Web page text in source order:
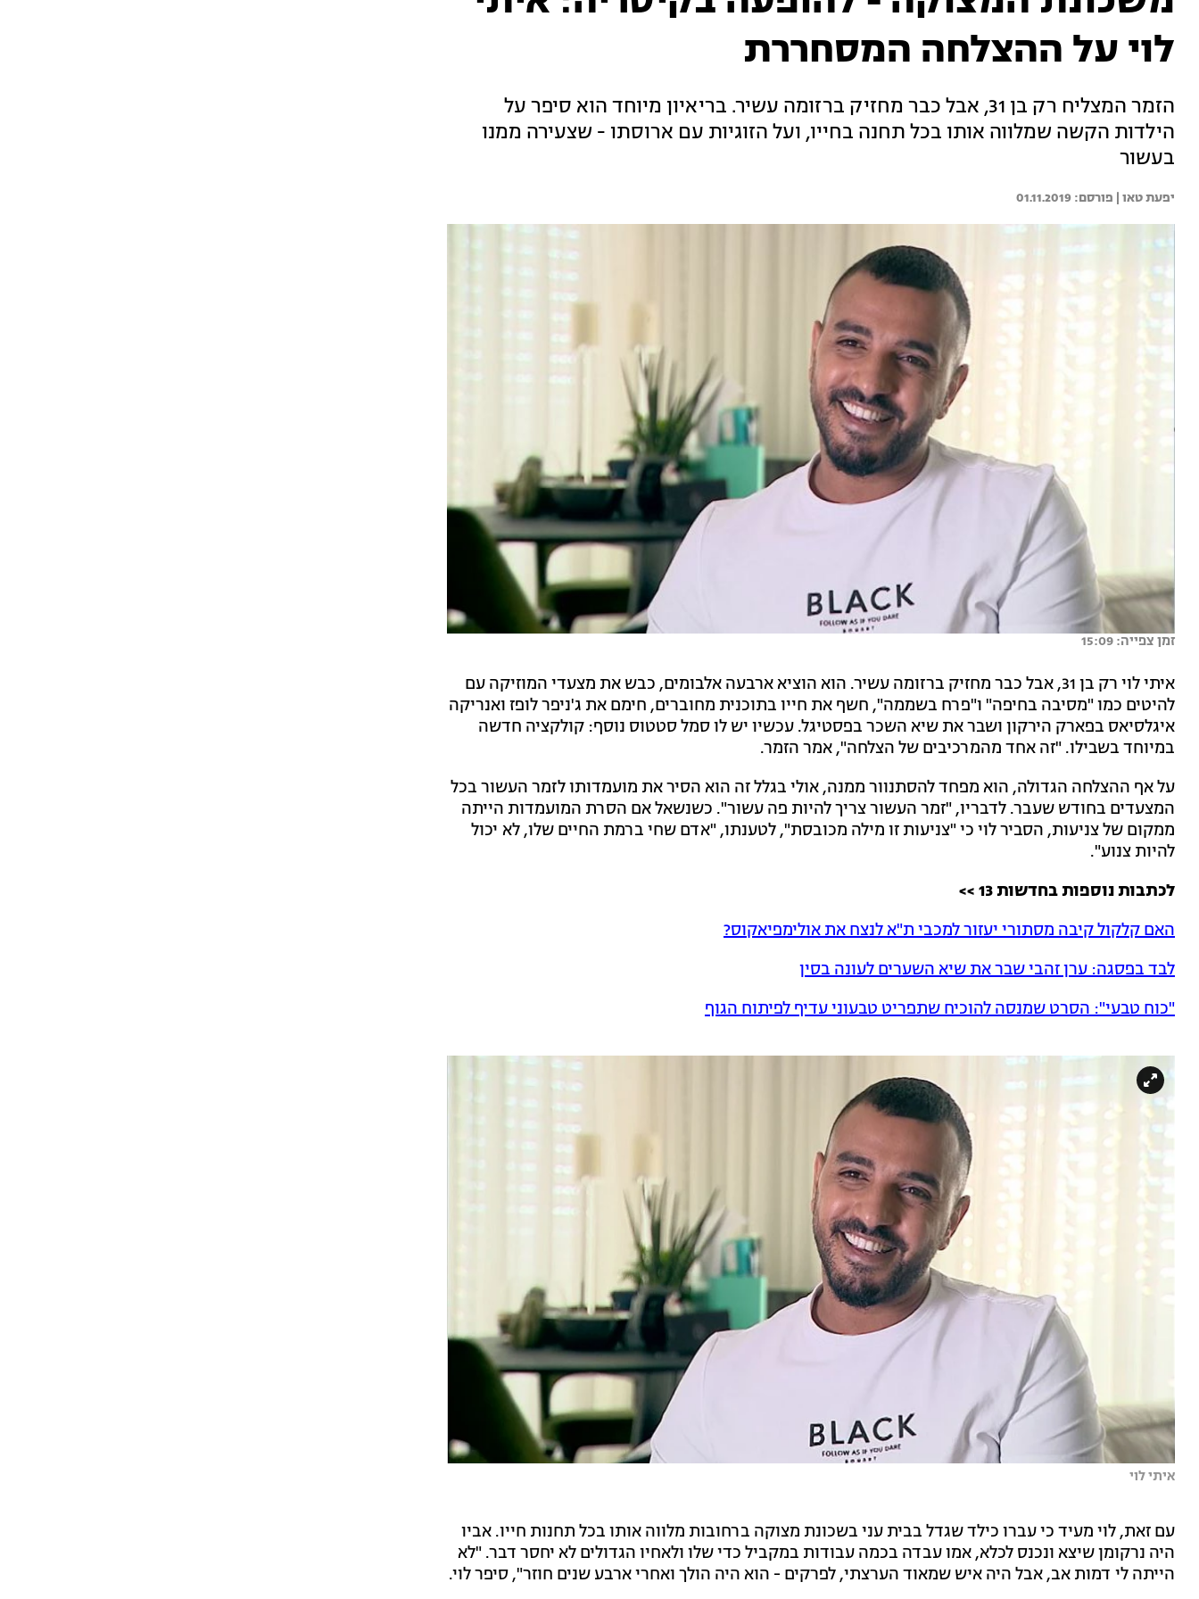
לוי על ההצלחה המסחררת
הזמר המצליח רק בן 31, אבל כבר מחזיק ברזומה עשיר. בריאיון מיוחד הוא סיפר על
הילדות הקשה שמלווה אותו בכל תחנה בחייו, ועל הזוגיות עם ארוסתו - שצעירה ממנו
בעשור
יפעת טאו | 01.11.2019
זמן צפייה: 15:09
איתי לוי רק בן 31, אבל כבר מחזיק ברזומה עשיר. הוא הוציא ארבעה אלבומים, כבש את מצעדי המוזיקה עם
להיטים כמו "מסיבה בחיפה" ו"פרח בשממה", חשף את חייו בתוכנית מחוברים, חימם את ג'ניפר לופז ואנריקה
איגלסיאס בפארק הירקון ושבר את שיא השכר בפסטיגל. עכשיו יש לו סמל סטטוס נוסף: קולקציה חדשה
במיוחד בשבילו. "זה אחד מהמרכיבים של הצלחה", אמר הזמר.
על אף ההצלחה הגדולה, הוא מפחד להסתנוור ממנה, אולי בגלל זה הוא הסיר את מועמדותו לזמר העשור בכל
המצעדים בחודש שעבר. לדבריו, "זמר העשור צריך להיות פה עשור". כשנשאל אם הסרת המועמדות הייתה
ממקום של צניעות, הסביר לוי כי "צניעות זו מילה מכובסת", לטענתו, "אדם שחי ברמת החיים שלו, לא יכול
להיות צנוע".
לכתבות נוספות בחדשות 13 >>
האם קלקול קיבה מסתורי יעזור למכבי ת"א לנצח את אולימפיאקוס?
לבד בפסגה: ערן זהבי שבר את שיא השערים לעונה בסין
"כוח טבעי": הסרט שמנסה להוכיח שתפריט טבעוני עדיף לפיתוח הגוף
איתי לוי
עם זאת, לוי מעיד כי עברו כילד שגדל בבית עני בשכונת מצוקה ברחובות מלווה אותו בכל תחנות חייו. אביו
היה נרקומן שיצא ונכנס לכלא, אמו עבדה בכמה עבודות במקביל כדי שלו ולאחיו הגדולים לא יחסר דבר. "לא
הייתה לי דמות אב, אבל היה איש שמאוד הערצתי, לפרקים - הוא היה הולך ואחרי ארבע שנים חוזר", סיפר לוי.